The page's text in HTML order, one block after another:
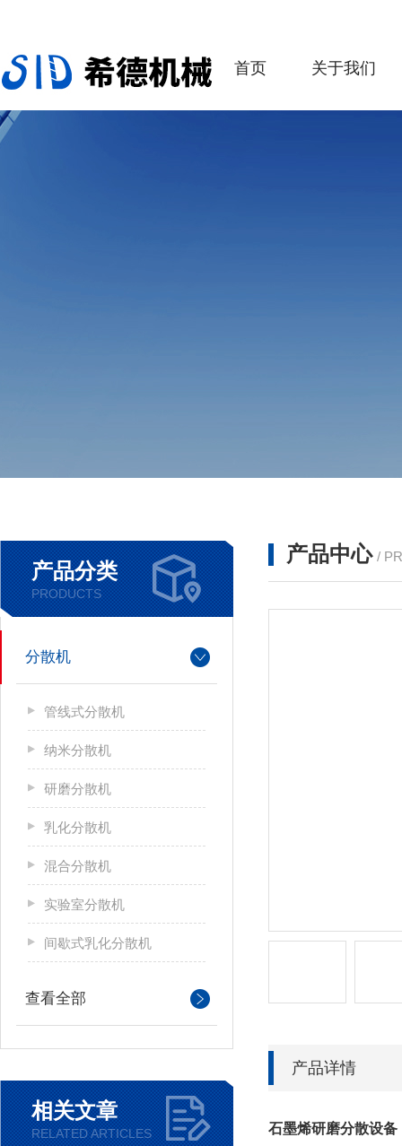
首页 关于我们
产品分类
PRODUCTS
分散机
管线式分散机
纳米分散机
研磨分散机
乳化分散机
混合分散机
实验室分散机
间歇式乳化分散机
查看全部
相关文章
RELATED ARTICLES
产品中心 /
产品详情
石墨烯研磨分散设备